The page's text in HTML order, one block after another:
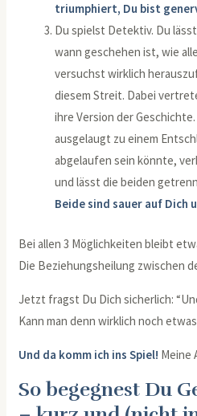
triumphiert, Du bist
Du spielst Detektiv. Du
wann geschehen ist, wie
versuchst wirklich
diesem Streit. Dabei
ihre Version der
ausgelaugt zu einem
abgelaufen sein könnte,
und lässt die beiden
Beide sind sauer auf Dich
Bei allen 3 Möglichkeiten bleibt
Die Beziehungsheilung zwischen
Jetzt fragst Du Dich sicherlich:
Kann man denn wirklich noch
Und da komm ich ins Spiel! Meine
So begegnest Du